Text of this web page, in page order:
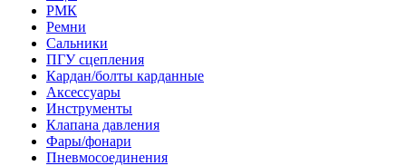
РМК
Ремни
Сальники
ПГУ сцепления
Кардан/болты карданные
Аксессуары
Инструменты
Клапана давления
Фары/фонари
Пневмосоединения